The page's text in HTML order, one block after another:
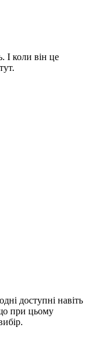
І коли він це
доступні навіть
при цьому